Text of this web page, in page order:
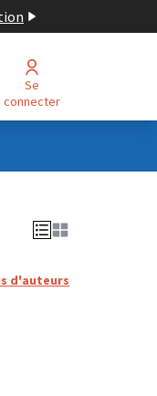
Se
connecter
d'auteurs